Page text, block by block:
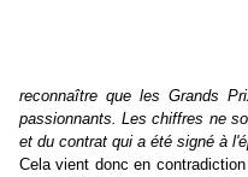
reconnaître que les Grands
passionnants. Les chiffres ne
et du contrat qui a été signé à
Cela vient donc en contradiction